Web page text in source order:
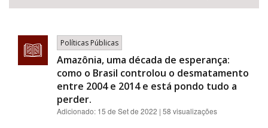
Políticas Públicas
Amazônia, uma década de esperança:
como o Brasil controlou o desmatamento
entre 2004 e 2014 e está pondo tudo a
perder.
Adicionado: 15 de Set de 2022 | 58 visualizações